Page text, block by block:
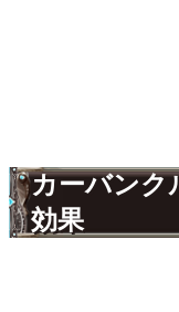
カーバンク
効果